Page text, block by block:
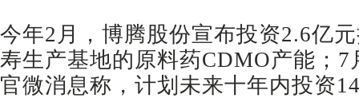
今年2月，博腾股份宣布投资2.6亿
寿生产基地的原料药CDMO产能；7
官微消息称，计划未来十年内投资